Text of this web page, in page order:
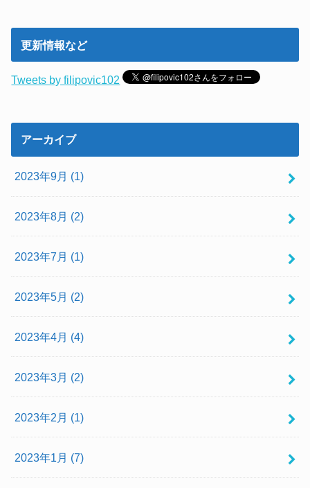
更新情報など
Tweets by filipovic102
アーカイブ
2023年9月 (1)
2023年8月 (2)
2023年7月 (1)
2023年5月 (2)
2023年4月 (4)
2023年3月 (2)
2023年2月 (1)
2023年1月 (7)